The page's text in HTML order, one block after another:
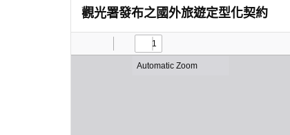
觀光署發布之國外旅遊定型化契約